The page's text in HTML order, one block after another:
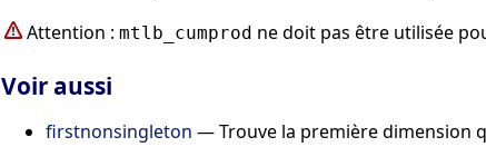
Attention : mtlb_cumprod ne doit pas être utilisée
Voir aussi
firstnonsingleton — Trouve la première dimension